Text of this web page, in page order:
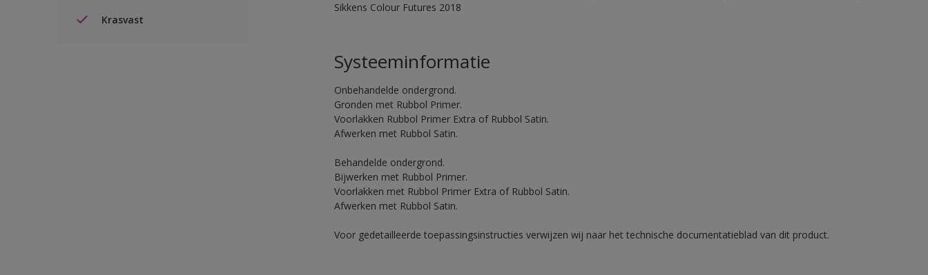
Krasvast
Sikkens Colour Futures 2018
Systeeminformatie
Onbehandelde ondergrond.
Gronden met Rubbol Primer.
Voorlakken Rubbol Primer Extra of Rubbol Satin.
Afwerken met Rubbol Satin.
Behandelde ondergrond.
Bijwerken met Rubbol Primer.
Voorlakken met Rubbol Primer Extra of Rubbol Satin.
Afwerken met Rubbol Satin.
Voor gedetailleerde toepassingsinstructies verwijzen wij naar het technische documentatieblad van dit product.